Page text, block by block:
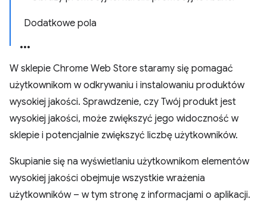
Dodatkowe pola
W sklepie Chrome Web Store staramy się pomagać
użytkownikom w odkrywaniu i instalowaniu produktów
wysokiej jakości. Sprawdzenie, czy Twój produkt jest
wysokiej jakości, może zwiększyć jego widoczność w
sklepie i potencjalnie zwiększyć liczbę użytkowników.
Skupianie się na wyświetlaniu użytkownikom elementów
wysokiej jakości obejmuje wszystkie wrażenia
użytkowników – w tym stronę z informacjami o aplikacji.